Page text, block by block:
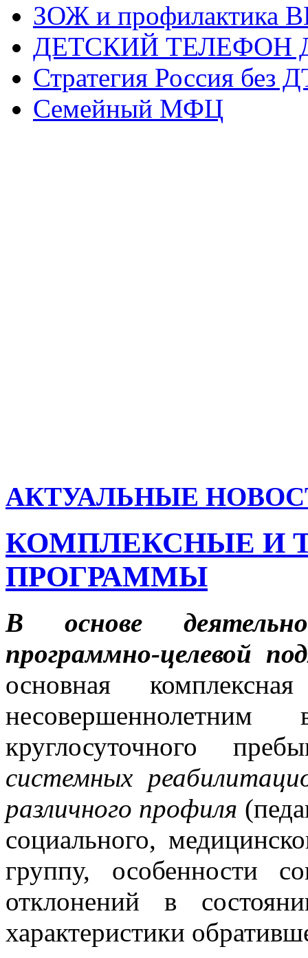
ЗОЖ и профилактика
ДЕТСКИЙ ТЕЛЕФОН
Стратегия Россия без
Семейный МФЦ
АКТУАЛЬНЫЕ
КОМПЛЕКСНЫЕ И
ПРОГРАММЫ
В основе
программно-целевой
основная
круглосуточного
системных
различного профиля
социального,
группу, особенности
отклонений в
характеристики